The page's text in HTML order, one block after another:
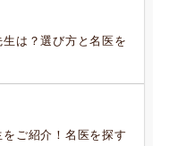
は？選び方と名医を
ご紹介！名医を探す